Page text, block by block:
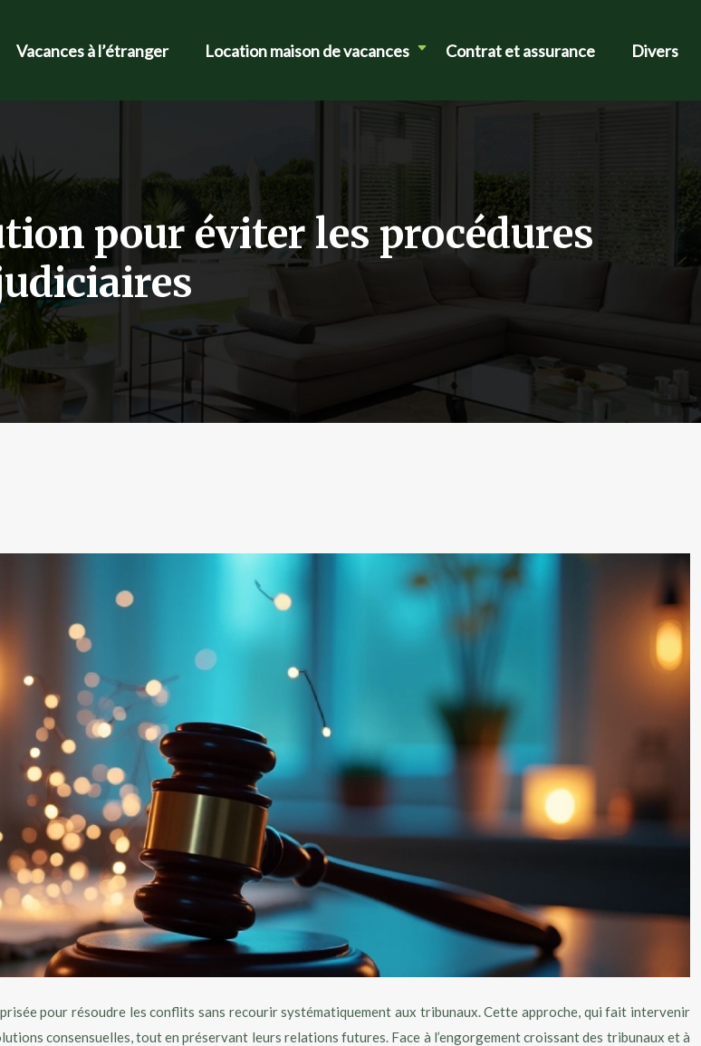
Vacances à l’étranger Location maison de vacances Contrat et assurance Divers
pour éviter les procédures
pour résoudre les conflits sans recourir systématiquement aux tribunaux. Cette approche, qui fait intervenir
consensuelles, tout en préservant leurs relations futures. Face à l’engorgement croissant des tribunaux et à